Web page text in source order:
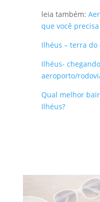
leia também:
que você
Ilhéus – terra do
Ilhéus-
aeroporto/
Qual melhor
Ilhéus?